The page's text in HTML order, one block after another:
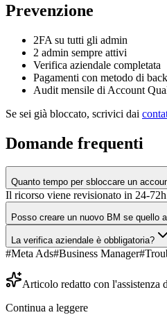
Prevenzione
2FA su tutti gli admin
2 admin sempre attivi
Verifica aziendale completata
Pagamenti con metodo di
Audit mensile di Account
Se sei già bloccato, scrivici dai
Domande frequenti
Quanto tempo per sbloccare un
Il ricorso viene revisionato in 24-
Posso creare un nuovo BM se quello
La verifica aziendale è obbligatoria?
#Meta Ads#Business Manager#
Articolo redatto con
Continua a leggere